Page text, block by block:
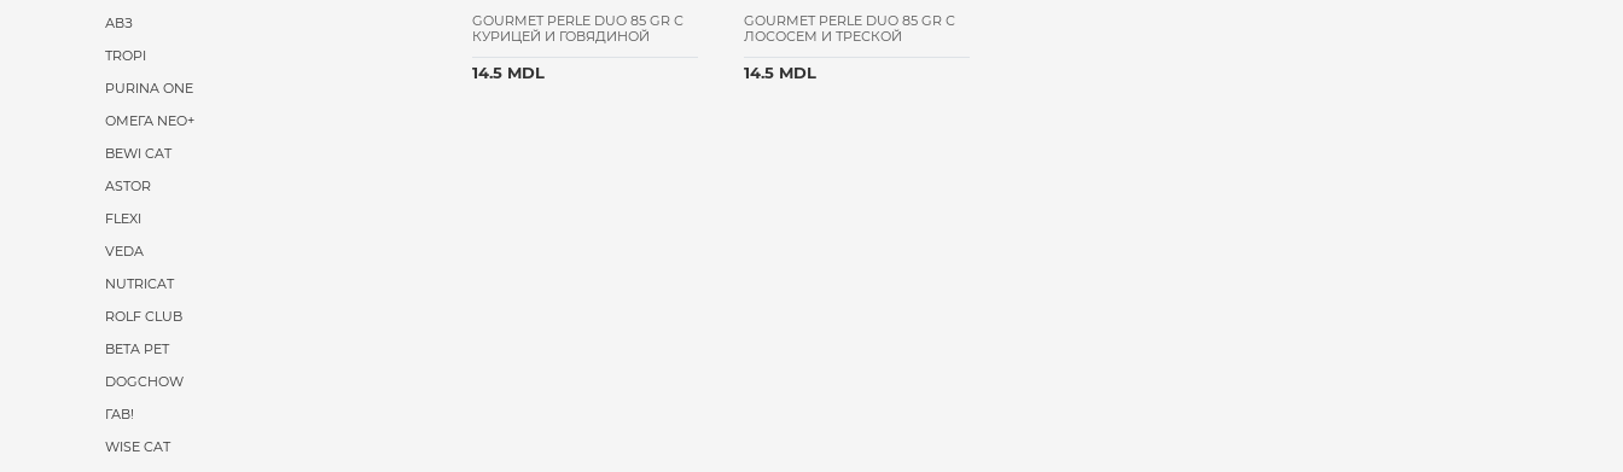
АВЗ
TROPI
PURINA ONE
ОМЕГА NEO+
BEWI CAT
ASTOR
FLEXI
VEDA
NUTRICAT
ROLF CLUB
BETA PET
DOGCHOW
ГАВ!
WISE CAT
GOURMET PERLE DUO 85 GR С
КУРИЦЕЙ И ГОВЯДИНОЙ
14.5 MDL
GOURMET PERLE DUO 85 GR С
ЛОСОСЕМ И ТРЕСКОЙ
14.5 MDL